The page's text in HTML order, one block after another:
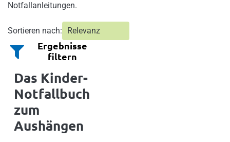
Notfallanleitungen.
Sortieren nach:
Ergebnisse
filtern
Das Kinder-
Notfallbuch
zum
Aushängen